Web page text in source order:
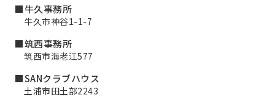
■牛久事務所
牛久市神谷1-1-7
■筑西事務所
筑西市海老江577
■SANクラブハウス
土浦市田土部2243